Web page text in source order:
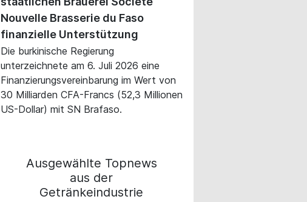
Nouvelle Brasserie du Faso
finanzielle Unterstützung
Die burkinische Regierung
unterzeichnete am 6. Juli 2026 eine
Finanzierungsvereinbarung im Wert von
30 Milliarden CFA-Francs (52,3 Millionen
US-Dollar) mit SN Brafaso.
Ausgewählte Topnews
aus der
Getränkeindustrie